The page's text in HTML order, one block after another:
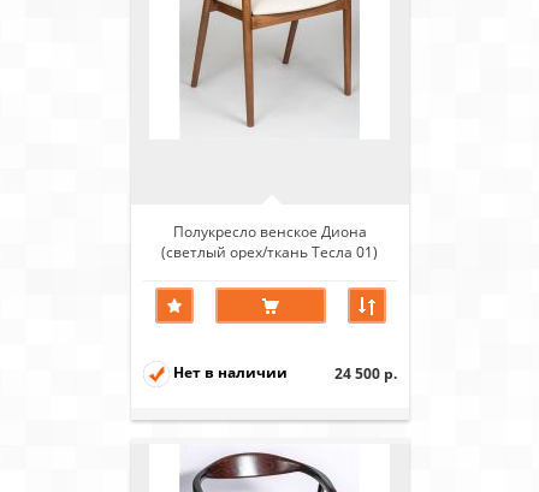
Полукресло венское Диона
(светлый орех/ткань Тесла 01)
Нет в наличии 24 500 р.